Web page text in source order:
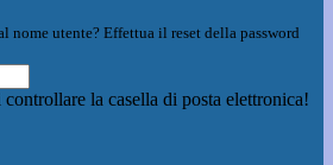
nome utente? Effettua il reset della password
la casella di posta elettronica!